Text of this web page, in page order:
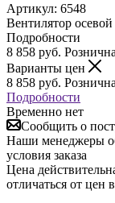
Артикул: 6548
Вентилятор
Подробности
8 858 руб.
Варианты цен
8 858 руб.
Подробности
Временно нет
Сообщить о
Наши менеджеры
условия заказа
Цена
отличаться от цен